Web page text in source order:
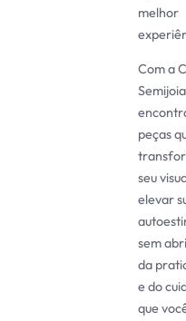
melhor
Com a
peças
seu
elevar
sem
da
e do
que